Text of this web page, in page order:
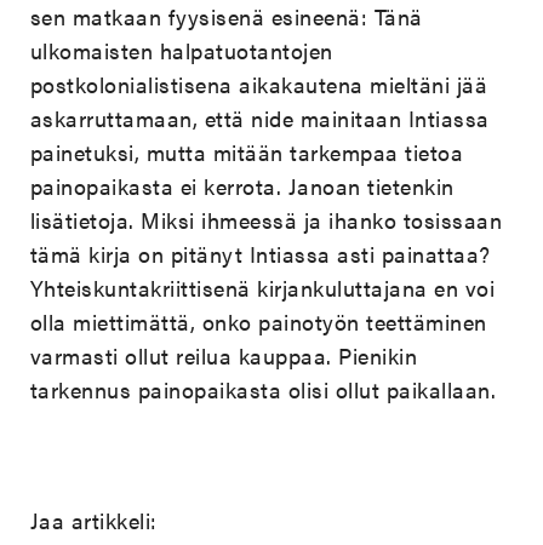
sen matkaan fyysisenä esineenä: Tänä
ulkomaisten halpatuotantojen
postkolonialistisena aikakautena mieltäni jää
askarruttamaan, että nide mainitaan Intiassa
painetuksi, mutta mitään tarkempaa tietoa
painopaikasta ei kerrota. Janoan tietenkin
lisätietoja. Miksi ihmeessä ja ihanko tosissaan
tämä kirja on pitänyt Intiassa asti painattaa?
Yhteiskuntakriittisenä kirjankuluttajana en voi
olla miettimättä, onko painotyön teettäminen
varmasti ollut reilua kauppaa. Pienikin
tarkennus painopaikasta olisi ollut paikallaan.
Jaa artikkeli: